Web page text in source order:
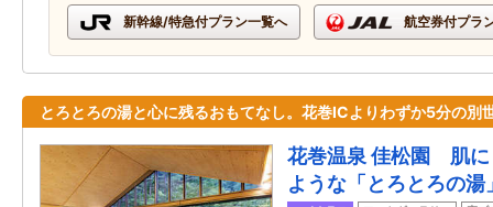
新幹線/特急付プラン一覧へ 航空券付プラ
とろとろの湯と心に残るおもてなし。花巻ICよりわずか5分の別
花巻温泉 佳松園 肌に
ような「とろとろの湯